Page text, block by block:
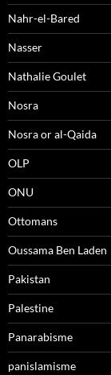
Nahr-el-Bared
Nasser
Nathalie Goulet
Nosra
Nosra or al-Qaida
OLP
ONU
Ottomans
Oussama Ben Laden
Pakistan
Palestine
Panarabisme
panislamisme